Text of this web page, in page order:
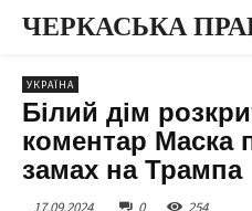
ЧЕРКАСЬКА
УКРАЇНА
Білий дім
коментар Маска
замах на Трампа
17.09.2024 0 254